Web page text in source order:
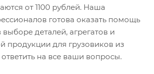
от 1100 рублей. Наша
готова оказать помощь
деталей, агрегатов и
продукции для грузовиков из
на все ваши вопросы.